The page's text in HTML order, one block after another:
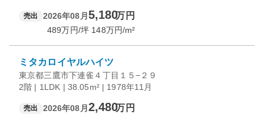
売出 2026年08月 5,180万円
489万円/坪 148万円/m²
ミタカロイヤルハイツ
東京都三鷹市下連雀４丁目１５−２９
2階 | 1LDK | 38.05m² | 1978年11月
売出 2026年08月 2,480万円